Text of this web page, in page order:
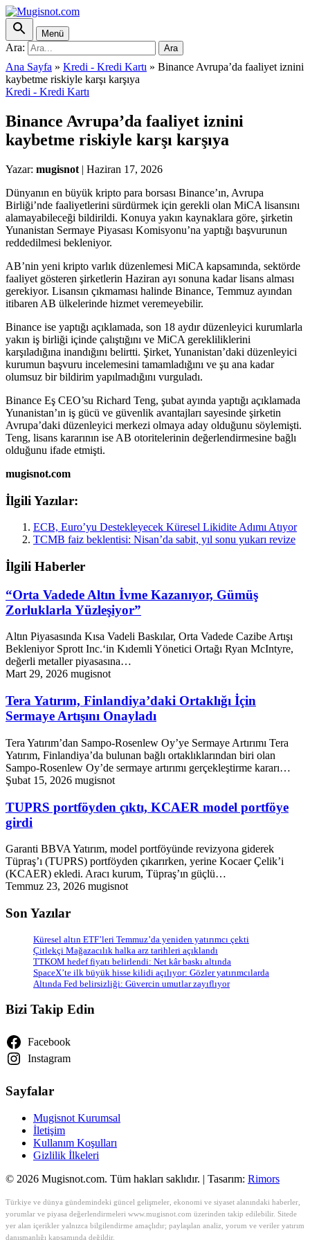
Menü
Ara: Ara
Ana Sayfa » Kredi - Kredi Kartı » Binance Avrupa’da faaliyet iznini
kaybetme riskiyle karşı karşıya
Kredi - Kredi Kartı
Binance Avrupa’da faaliyet iznini
kaybetme riskiyle karşı karşıya
Yazar: mugisnot | Haziran 17, 2026
Dünyanın en büyük kripto para borsası Binance’ın, Avrupa
Birliği’nde faaliyetlerini sürdürmek için gerekli olan MiCA lisansını
alamayabileceği bildirildi. Konuya yakın kaynaklara göre, şirketin
Yunanistan Sermaye Piyasası Komisyonu’na yaptığı başvurunun
reddedilmesi bekleniyor.
AB’nin yeni kripto varlık düzenlemesi MiCA kapsamında, sektörde
faaliyet gösteren şirketlerin Haziran ayı sonuna kadar lisans alması
gerekiyor. Lisansın çıkmaması halinde Binance, Temmuz ayından
itibaren AB ülkelerinde hizmet veremeyebilir.
Binance ise yaptığı açıklamada, son 18 aydır düzenleyici kurumlarla
yakın iş birliği içinde çalıştığını ve MiCA gerekliliklerini
karşıladığına inandığını belirtti. Şirket, Yunanistan’daki düzenleyici
kurumun başvuru incelemesini tamamladığını ve şu ana kadar
olumsuz bir bildirim yapılmadığını vurguladı.
Binance Eş CEO’su Richard Teng, şubat ayında yaptığı açıklamada
Yunanistan’ın iş gücü ve güvenlik avantajları sayesinde şirketin
Avrupa’daki düzenleyici merkezi olmaya aday olduğunu söylemişti.
Teng, lisans kararının ise AB otoritelerinin değerlendirmesine bağlı
olduğunu ifade etmişti.
mugisnot.com
İlgili Yazılar:
ECB, Euro’yu Destekleyecek Küresel Likidite Adımı Atıyor
TCMB faiz beklentisi: Nisan’da sabit, yıl sonu yukarı revize
İlgili Haberler
“Orta Vadede Altın İvme Kazanıyor, Gümüş
Zorluklarla Yüzleşiyor”
Altın Piyasasında Kısa Vadeli Baskılar, Orta Vadede Cazibe Artışı
Bekleniyor Sprott Inc.‘in Kıdemli Yönetici Ortağı Ryan McIntyre,
değerli metaller piyasasına…
Mart 29, 2026 mugisnot
Tera Yatırım, Finlandiya’daki Ortaklığı İçin
Sermaye Artışını Onayladı
Tera Yatırım’dan Sampo-Rosenlew Oy’ye Sermaye Artırımı Tera
Yatırım, Finlandiya’da bulunan bağlı ortaklıklarından biri olan
Sampo-Rosenlew Oy’de sermaye artırımı gerçekleştirme kararı…
Şubat 15, 2026 mugisnot
TUPRS portföyden çıktı, KCAER model portföye
girdi
Garanti BBVA Yatırım, model portföyünde revizyona giderek
Tüpraş’ı (TUPRS) portföyden çıkarırken, yerine Kocaer Çelik’i
(KCAER) ekledi. Aracı kurum, Tüpraş’ın güçlü…
Temmuz 23, 2026 mugisnot
Son Yazılar
Küresel altın ETF’leri Temmuz’da yeniden yatırımcı çekti
Çitlekçi Mağazacılık halka arz tarihleri açıklandı
TTKOM hedef fiyatı belirlendi: Net kâr baskı altında
SpaceX’te ilk büyük hisse kilidi açılıyor: Gözler yatırımcılarda
Altında Fed belirsizliği: Güvercin umutlar zayıflıyor
Bizi Takip Edin
Facebook
Instagram
Sayfalar
Mugisnot Kurumsal
İletişim
Kullanım Koşulları
Gizlilik İlkeleri
© 2026 Mugisnot.com. Tüm hakları saklıdır. | Tasarım: Rimors
Türkiye ve dünya gündemindeki güncel gelişmeler, ekonomi ve siyaset alanındaki haberler,
yorumlar ve piyasa değerlendirmeleri www.mugisnot.com üzerinden takip edilebilir. Sitede
yer alan içerikler yalnızca bilgilendirme amaçlıdır; paylaşılan analiz, yorum ve veriler yatırım
danışmanlığı kapsamında değildir.